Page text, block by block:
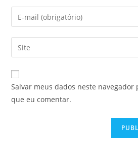
nome
ou
de
usuário
para
comentar
Digite
seu
endereço
de
mail
para
comentar
Digite
o
URL
do
site
Salvar meus dados neste navegador
que eu comentar.